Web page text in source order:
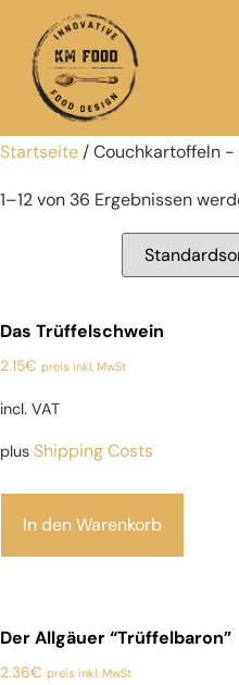
Startseite / Couchkartoffeln
1–12 von 36 Ergebnissen
Das Trüffelschwein
2.15€ preis inkl. MwSt
incl. VAT
plus Shipping Costs
In den Warenkorb
Der Allgäuer “Trüffelbaron”
2.36€ preis inkl. MwSt